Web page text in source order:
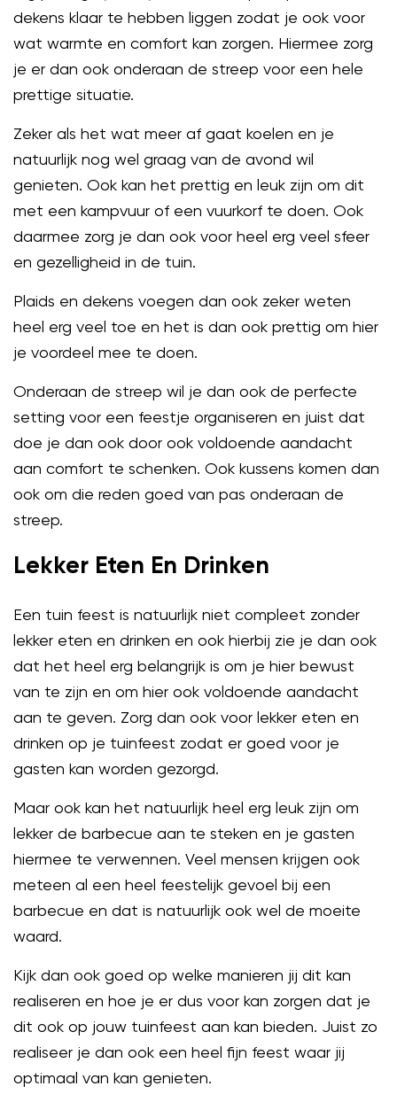
dekens klaar te hebben liggen zodat je ook voor
wat warmte en comfort kan zorgen. Hiermee zorg
je er dan ook onderaan de streep voor een hele
prettige situatie.
Zeker als het wat meer af gaat koelen en je
natuurlijk nog wel graag van de avond wil
genieten. Ook kan het prettig en leuk zijn om dit
met een kampvuur of een vuurkorf te doen. Ook
daarmee zorg je dan ook voor heel erg veel sfeer
en gezelligheid in de tuin.
Plaids en dekens voegen dan ook zeker weten
heel erg veel toe en het is dan ook prettig om hier
je voordeel mee te doen.
Onderaan de streep wil je dan ook de perfecte
setting voor een feestje organiseren en juist dat
doe je dan ook door ook voldoende aandacht
aan comfort te schenken. Ook kussens komen dan
ook om die reden goed van pas onderaan de
streep.
Lekker Eten En Drinken
Een tuin feest is natuurlijk niet compleet zonder
lekker eten en drinken en ook hierbij zie je dan ook
dat het heel erg belangrijk is om je hier bewust
van te zijn en om hier ook voldoende aandacht
aan te geven. Zorg dan ook voor lekker eten en
drinken op je tuinfeest zodat er goed voor je
gasten kan worden gezorgd.
Maar ook kan het natuurlijk heel erg leuk zijn om
lekker de barbecue aan te steken en je gasten
hiermee te verwennen. Veel mensen krijgen ook
meteen al een heel feestelijk gevoel bij een
barbecue en dat is natuurlijk ook wel de moeite
waard.
Kijk dan ook goed op welke manieren jij dit kan
realiseren en hoe je er dus voor kan zorgen dat je
dit ook op jouw tuinfeest aan kan bieden. Juist zo
realiseer je dan ook een heel fijn feest waar jij
optimaal van kan genieten.